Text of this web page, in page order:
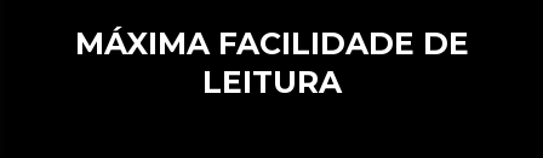
MÁXIMA FACILIDADE DE
LEITURA